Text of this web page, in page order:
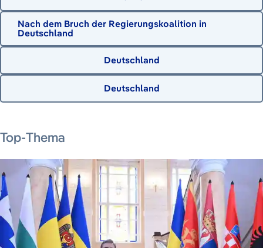
Nach dem Bruch der Regierungskoalition in
Deutschland
Deutschland
Deutschland
Top-Thema
7. August 2026
5. August 2026
31. Juli 2026
23. Juli 2026